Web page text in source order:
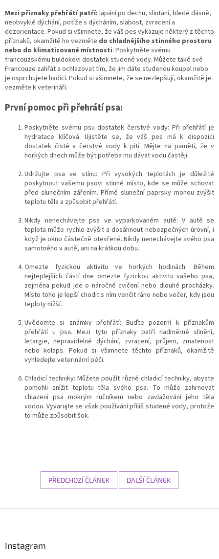
Mezi příznaky přehřátí patří: lapání po dechu, slintání, bledé dásně,
neobvyklé dýchání, potíže s dýcháním, slabost, zvracení a
dezorientace. Pokud si všimnete, že váš pes vykazuje některý z těchto
příznaků, okamžitě ho vezměte do chladnějšího stinného prostoru
nebo do klimatizované místnosti. Poskytněte svému
francouzskému buldokovi dostatek studené vody. Můžete také své
Francouze zahřát a ochlazovat tím, že jim dáte studenou koupel nebo
je osprchujete hadicí. Pokud si všimnete, že se nezlepšují, okamžitě je
vezměte k veterináři.
První pomoc při přehrátí psa:
Poskytněte svému psu dostatek čerstvé vody: Při přehřátí je
hydratace klíčová. Ujistěte se, že váš pes má k dispozici
dostatek čisté a čerstvé vody k pití. Mějte na paměti, že v
horkých dnech může být potřeba mu dávat vodu častěji.
Udržujte psa ve stínu: Při vysokých teplotách je důležité
poskytnout vašemu psovi stinné místo, kde se může schovat
před slunečním zářením. Přímé sluneční paprsky mohou zvýšit
teplotu těla a způsobit přehřátí.
Nikdy nenechávejte psa ve vyparkovaném autě: V autě se
teplota může rychle zvýšit a dosáhnout nebezpečných úrovní, i
když je okno částečně otevřené. Nikdy nenechávejte svého psa
samotného v autě, ani na krátkou dobu.
Omezte fyzickou aktivitu ve horkých hodinách: Během
nejteplejších částí dne omezte fyzickou aktivitu vašeho psa,
zejména pokud jde o náročné cvičení nebo dlouhé procházky.
Místo toho je lepší chodit s ním venčit ráno nebo večer, kdy jsou
teploty nižší.
Uvědomte si známky přehřátí: Buďte pozorní k příznakům
přehřátí u psa. Mezi tyto příznaky patří nadměrné slinění,
letargie, nepravidelné dýchání, zvracení, průjem, zmatenost
nebo kolaps. Pokud si všimnete těchto příznaků, okamžitě
vyhledejte veterinární péči.
Chladicí techniky: Můžete použít různé chladicí techniky, abyste
pomohli snížit teplotu těla svého psa. To může zahrnovat
chlazení psa mokrým ručníkem nebo zavlažování jeho těla
vodou. Vyvarujte se však používání příliš studené vody, protože
to může způsobit šok.
PŘEDCHOZÍ ČLÁNEK DALŠÍ ČLÁNEK
Instagram